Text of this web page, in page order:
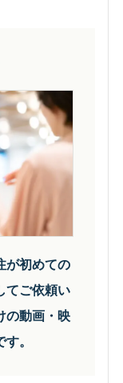
が初めての
てご依頼い
の動画・映
。